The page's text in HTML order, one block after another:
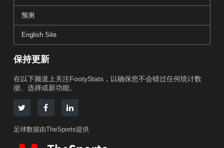
预测
English Site
保持更新
在以下频道上关注FootyStats，以确保您不会错过任何统计数
据、选择或新功能。
足球数据由TheSports提供